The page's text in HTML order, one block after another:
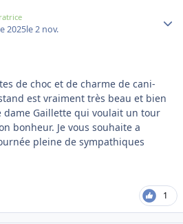
2025le 2 nov.
de choc et de charme de cani-
est vraiment très beau et bien
dame Gaillette qui voulait un tour
bonheur. Je vous souhaite a
pleine de sympathiques
1